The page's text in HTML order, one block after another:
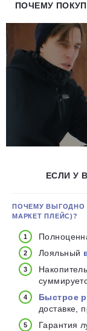
ПОЧЕМУ
ЕСЛИ У
ПОЧЕМУ ВЫГОДНО
МАРКЕТ ПЛЕЙС)?
Лояльный
Быстрое
доставке,
Гарантия